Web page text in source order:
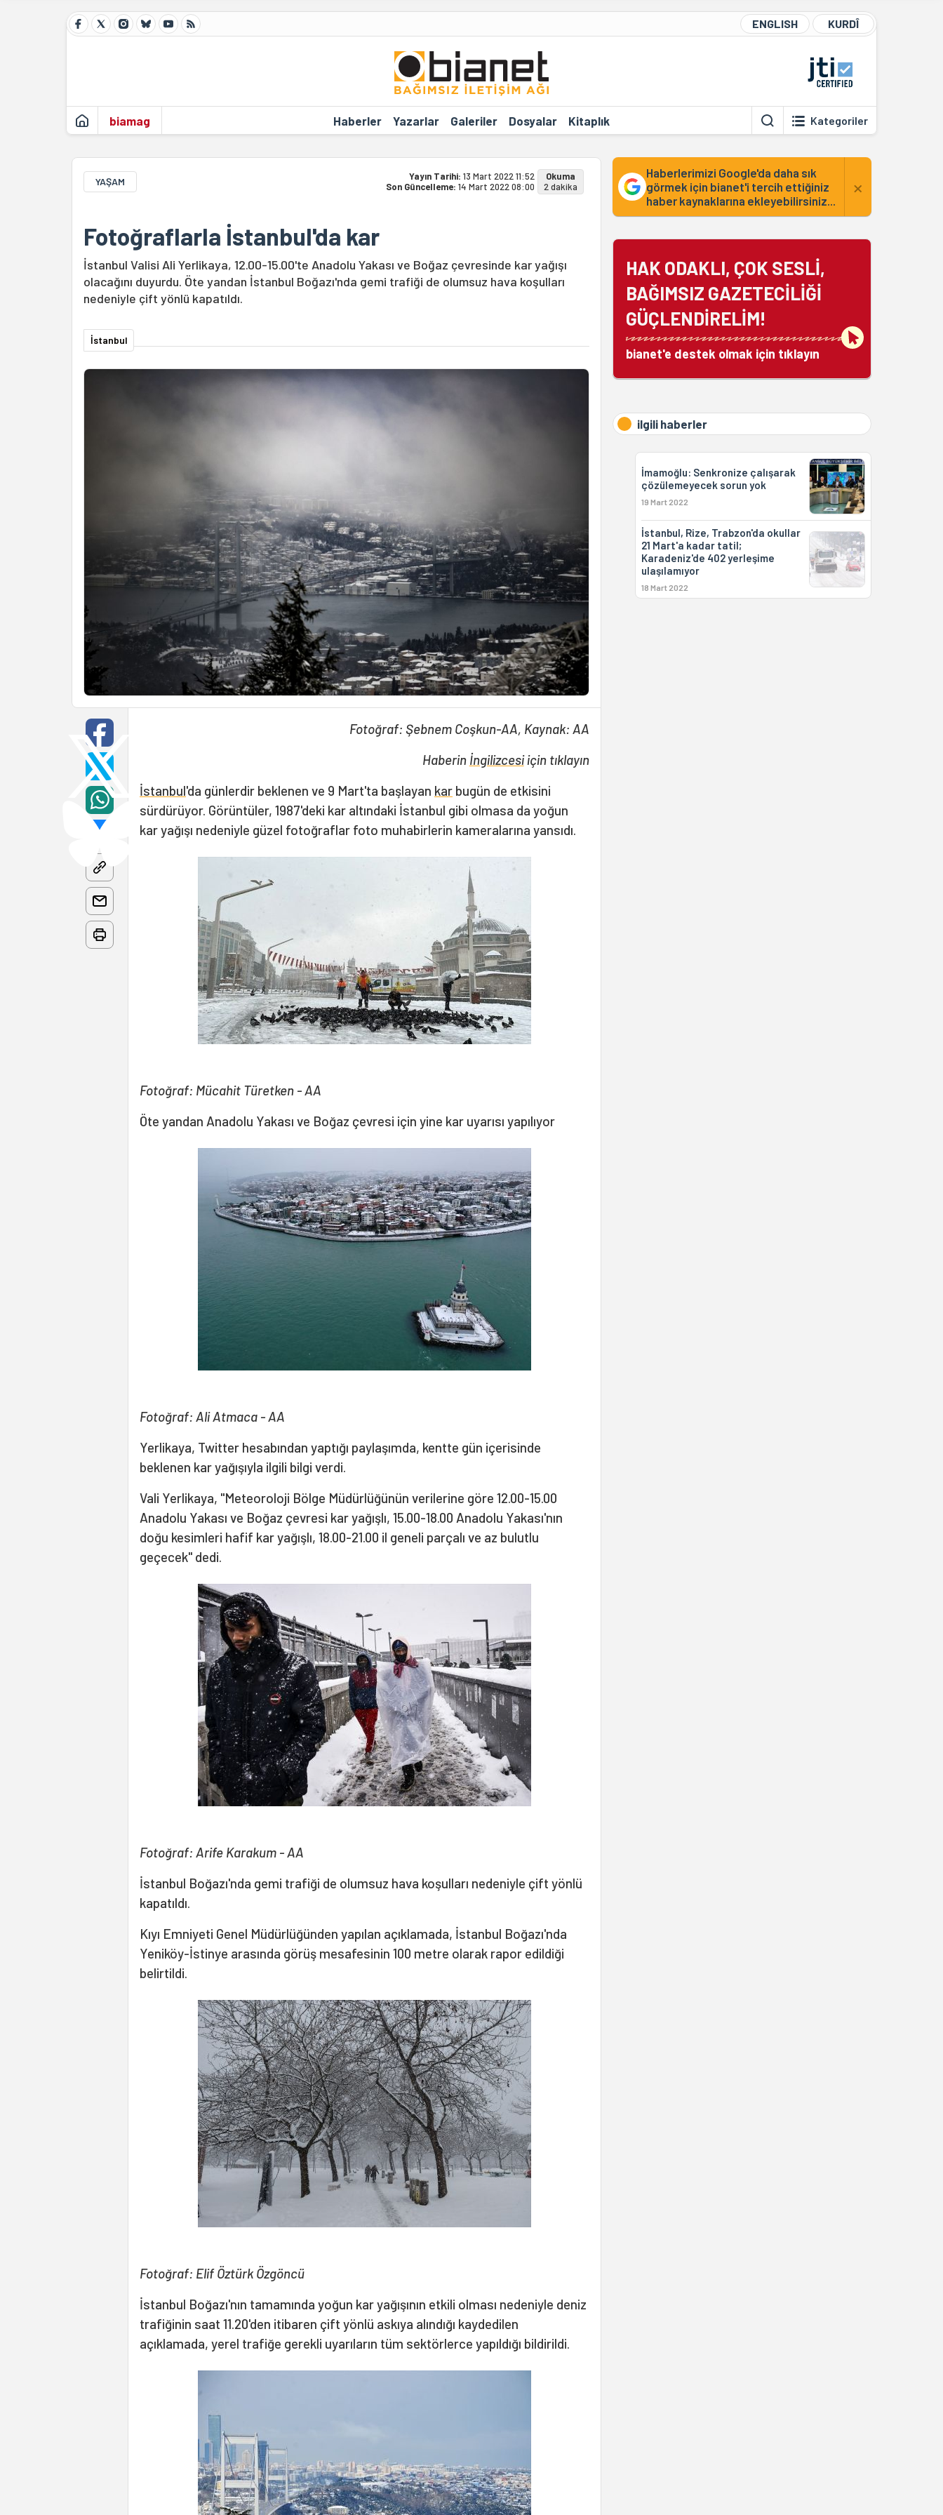
ENGLISH KURDÎ
biamag Haberler Yazarlar Galeriler Dosyalar Kitaplık Kategoriler
YAŞAM Yayın Tarihi: 13 Mart 2022 11:52
Son Güncelleme: 14 Mart 2022 08:00
Okuma
2 dakika
Fotoğraflarla İstanbul'da kar
İstanbul Valisi Ali Yerlikaya, 12.00-15.00'te Anadolu Yakası ve Boğaz çevresinde kar yağışı
olacağını duyurdu. Öte yandan İstanbul Boğazı'nda gemi trafiği de olumsuz hava koşulları
nedeniyle çift yönlü kapatıldı.
İstanbul
Fotoğraf: Şebnem Coşkun-AA, Kaynak: AA
Haberin İngilizcesiiçin tıklayın
İstanbul'da günlerdir beklenen ve 9 Mart'ta başlayan kar bugün de etkisini
sürdürüyor. Görüntüler, 1987'deki kar altındaki İstanbul gibi olmasa da yoğun
kar yağışı nedeniyle güzel fotoğraflar foto muhabirlerin kameralarına yansıdı.
Fotoğraf: Mücahit Türetken - AA
Öte yandan Anadolu Yakası ve Boğaz çevresi için yine kar uyarısı yapılıyor
Fotoğraf: Ali Atmaca - AA
Yerlikaya, Twitter hesabından yaptığı paylaşımda, kentte gün içerisinde
beklenen kar yağışıyla ilgili bilgi verdi.
Vali Yerlikaya, "Meteoroloji Bölge Müdürlüğünün verilerine göre 12.00-15.00
Anadolu Yakası ve Boğaz çevresi kar yağışlı, 15.00-18.00 Anadolu Yakası'nın
doğu kesimleri hafif kar yağışlı, 18.00-21.00 il geneli parçalı ve az bulutlu
geçecek" dedi.
Fotoğraf: Arife Karakum - AA
İstanbul Boğazı'nda gemi trafiği de olumsuz hava koşulları nedeniyle çift yönlü
kapatıldı.
Kıyı Emniyeti Genel Müdürlüğünden yapılan açıklamada, İstanbul Boğazı'nda
Yeniköy-İstinye arasında görüş mesafesinin 100 metre olarak rapor edildiği
belirtildi.
Fotoğraf: Elif Öztürk Özgöncü
İstanbul Boğazı'nın tamamında yoğun kar yağışının etkili olması nedeniyle deniz
trafiğinin saat 11.20'den itibaren çift yönlü askıya alındığı kaydedilen
açıklamada, yerel trafiğe gerekli uyarıların tüm sektörlerce yapıldığı bildirildi.
Haberlerimizi Google'da daha sık
görmek için bianet'i tercih ettiğiniz
haber kaynaklarına ekleyebilirsiniz...
×
HAK ODAKLI, ÇOK SESLİ,
BAĞIMSIZ GAZETECİLİĞİ
GÜÇLENDİRELİM!
bianet'e destek olmak için tıklayın
ilgili haberler
İmamoğlu: Senkronize çalışarak
çözülemeyecek sorun yok
19 Mart 2022
İstanbul, Rize, Trabzon'da okullar
21 Mart'a kadar tatil;
Karadeniz'de 402 yerleşime
ulaşılamıyor
18 Mart 2022